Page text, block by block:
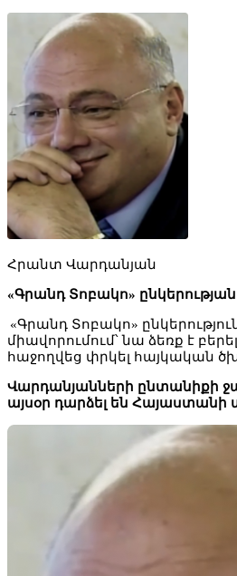
Հրանտ Վարդանյան
«Գրանդ Տոբակո»
«Գրանդ Տոբակո»
միավորումում՝ նա ձեռք է
հաջողվեց փրկել հայկական
Վարդանյանների ընտանիքի
այսօր դարձել են Հայաստանի